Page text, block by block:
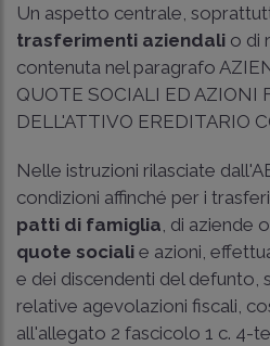
Un aspetto centrale,
trasferimenti aziendali o di
contenuta nel paragrafo
QUOTE SOCIALI ED AZIONI
DELL'ATTIVO EREDITARIO
Nelle istruzioni rilasciate
condizioni affinché per i
patti di famiglia , di aziende o
quote sociali e azioni,
e dei discendenti del defunto,
relative agevolazioni fiscali,
all'allegato 2 fascicolo 1 c. 4-